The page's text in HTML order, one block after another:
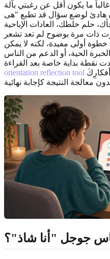
ما يكون أقل عن رغبتي بآلة
هادئ لوضع سؤال قد تطبع "هى
حلم خلطك، العادات الإباحية
ذات مرة بوضوح لم تعد تشعر
أولى مفيدة، لكنه لا يمكن
الحية، أو الدعم من الناس
orientation reflection tool
جوجل "أنا شاذ"؟